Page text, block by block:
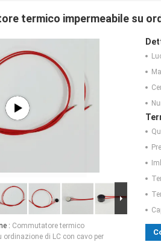
termico impermeabile su
: Commutatore termico
ordinazione di LC con cavo per